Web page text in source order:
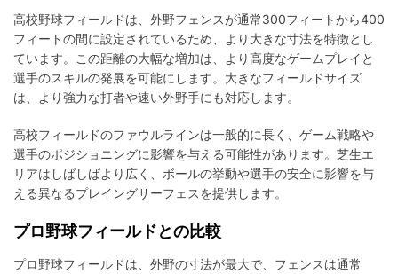
高校野球フィールドは、外野フェンスが通常300フィートから400
フィートの間に設定されているため、より大きな寸法を特徴とし
ています。この距離の大幅な増加は、より高度なゲームプレイと
選手のスキルの発展を可能にします。大きなフィールドサイズ
は、より強力な打者や速い外野手にも対応します。
高校フィールドのファウルラインは一般的に長く、ゲーム戦略や
選手のポジショニングに影響を与える可能性があります。芝生エ
リアはしばしばより広く、ボールの挙動や選手の安全に影響を与
える異なるプレイングサーフェスを提供します。
プロ野球フィールドとの比較
プロ野球フィールドは、外野の寸法が最大で、フェンスは通常